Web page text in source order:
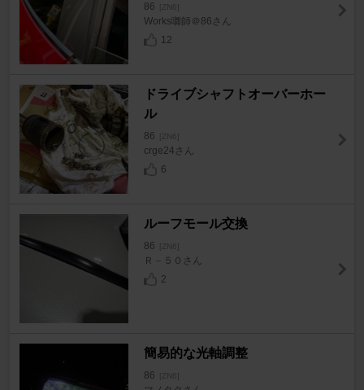
86 [ZN6]
Works囃師＠86さん
12
ドライブシャフトオーバーホー
ル
86 [ZN6]
crge24さん
6
ルーフモール交換
86 [ZN6]
Ｒ－５０さん
2
簡易的な光軸調整
86 [ZN6]